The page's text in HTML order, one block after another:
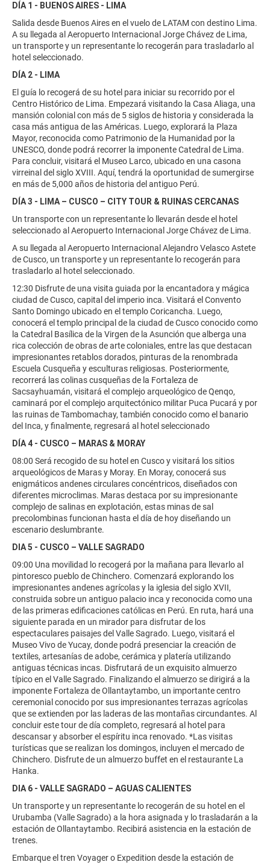
DÍA 1 - BUENOS AIRES - LIMA
Salida desde Buenos Aires en el vuelo de LATAM con destino Lima.
A su llegada al Aeropuerto Internacional Jorge Chávez de Lima,
un transporte y un representante lo recogerán para trasladarlo al
hotel seleccionado.
DÍA 2 - LIMA
El guía lo recogerá de su hotel para iniciar su recorrido por el
Centro Histórico de Lima. Empezará visitando la Casa Aliaga, una
mansión colonial con más de 5 siglos de historia y considerada la
casa más antigua de las Américas. Luego, explorará la Plaza
Mayor, reconocida como Patrimonio de la Humanidad por la
UNESCO, donde podrá recorrer la imponente Catedral de Lima.
Para concluir, visitará el Museo Larco, ubicado en una casona
virreinal del siglo XVIII. Aquí, tendrá la oportunidad de sumergirse
en más de 5,000 años de historia del antiguo Perú.
DÍA 3 - LIMA – CUSCO – CITY TOUR & RUINAS CERCANAS
Un transporte con un representante lo llevarán desde el hotel
seleccionado al Aeropuerto Internacional Jorge Chávez de Lima.
A su llegada al Aeropuerto Internacional Alejandro Velasco Astete
de Cusco, un transporte y un representante lo recogerán para
trasladarlo al hotel seleccionado.
12:30 Disfrute de una visita guiada por la encantadora y mágica
ciudad de Cusco, capital del imperio inca. Visitará el Convento
Santo Domingo ubicado en el templo Coricancha. Luego,
conocerá el templo principal de la ciudad de Cusco conocido como
la Catedral Basílica de la Virgen de la Asunción que alberga una
rica colección de obras de arte coloniales, entre las que destacan
impresionantes retablos dorados, pinturas de la renombrada
Escuela Cusqueña y esculturas religiosas. Posteriormente,
recorrerá las colinas cusqueñas de la Fortaleza de
Sacsayhuamán, visitará el complejo arqueológico de Qenqo,
caminará por el complejo arquitectónico militar Puca Pucará y por
las ruinas de Tambomachay, también conocido como el banario
del Inca, y finalmente, regresará al hotel seleccionado
DÍA 4 - CUSCO – MARAS & MORAY
08:00 Será recogido de su hotel en Cusco y visitará los sitios
arqueológicos de Maras y Moray. En Moray, conocerá sus
enigmáticos andenes circulares concéntricos, diseñados con
diferentes microclimas. Maras destaca por su impresionante
complejo de salinas en explotación, estas minas de sal
precolombinas funcionan hasta el día de hoy diseñando un
escenario deslumbrante.
DIA 5 - CUSCO – VALLE SAGRADO
09:00 Una movilidad lo recogerá por la mañana para llevarlo al
pintoresco pueblo de Chinchero. Comenzará explorando los
impresionantes andenes agrícolas y la iglesia del siglo XVII,
construida sobre un antiguo palacio inca y reconocida como una
de las primeras edificaciones católicas en Perú. En ruta, hará una
siguiente parada en un mirador para disfrutar de los
espectaculares paisajes del Valle Sagrado. Luego, visitará el
Museo Vivo de Yucay, donde podrá presenciar la creación de
textiles, artesanías de adobe, cerámica y platería utilizando
antiguas técnicas incas. Disfrutará de un exquisito almuerzo
típico en el Valle Sagrado. Finalizando el almuerzo se dirigirá a la
imponente Fortaleza de Ollantaytambo, un importante centro
ceremonial conocido por sus impresionantes terrazas agrícolas
que se extienden por las laderas de las montañas circundantes. Al
concluir este tour de día completo, regresará al hotel para
descansar y absorber el espíritu inca renovado. *Las visitas
turísticas que se realizan los domingos, incluyen el mercado de
Chinchero. Disfrute de un almuerzo buffet en el restaurante La
Hanka.
DIA 6 - VALLE SAGRADO – AGUAS CALIENTES
Un transporte y un representante lo recogerán de su hotel en el
Urubamba (Valle Sagrado) a la hora asignada y lo trasladarán a la
estación de Ollantaytambo. Recibirá asistencia en la estación de
trenes.
Embarque el tren Voyager o Expedition desde la estación de